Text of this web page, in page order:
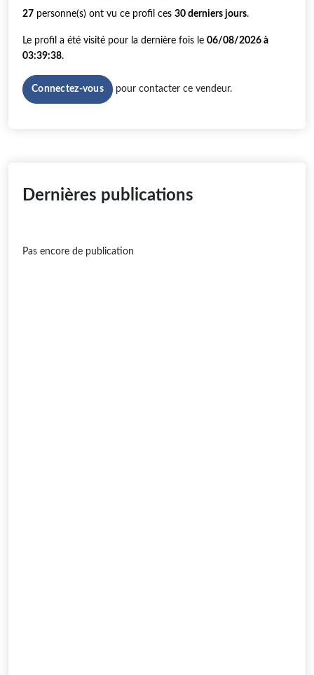
27 personne(s) ont vu ce profil ces 30 derniers jours.
Le profil a été visité pour la dernière fois le 06/08/2026 à
03:39:38.
Connectez-vous pour contacter ce vendeur.
Dernières publications
Pas encore de publication